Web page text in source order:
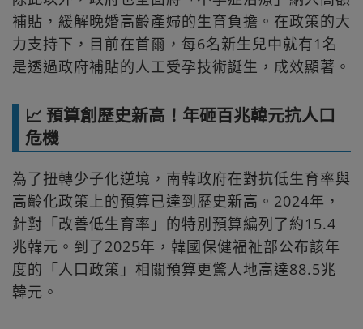
補貼，緩解晚婚高齡產婦的生育負擔。在政策的大
力支持下，目前在首爾，每6名新生兒中就有1名
是透過政府補貼的人工受孕技術誕生，成效顯著。
📈 預算創歷史新高！年砸百兆韓元抗人口
危機
為了扭轉少子化逆境，南韓政府在對抗低生育率與
高齡化政策上的預算已達到歷史新高。2024年，
針對「改善低生育率」的特別預算編列了約15.4
兆韓元。到了2025年，韓國保健福祉部公布該年
度的「人口政策」相關預算更驚人地高達88.5兆
韓元。